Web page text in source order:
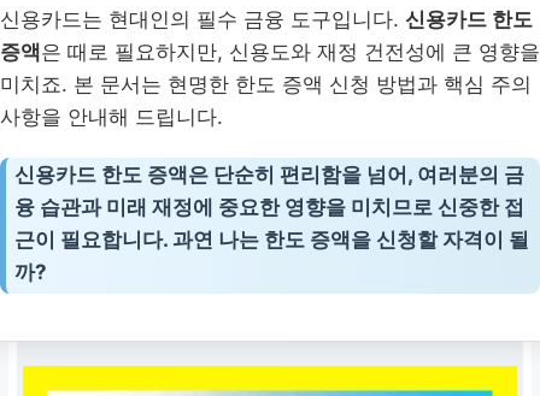
신용카드는 현대인의 필수 금융 도구입니다. 신용카드 한도
증액은 때로 필요하지만, 신용도와 재정 건전성에 큰 영향을
미치죠. 본 문서는 현명한 한도 증액 신청 방법과 핵심 주의
사항을 안내해 드립니다.
신용카드 한도 증액은 단순히 편리함을 넘어, 여러분의 금
융 습관과 미래 재정에 중요한 영향을 미치므로 신중한 접
근이 필요합니다. 과연 나는 한도 증액을 신청할 자격이 될
까?